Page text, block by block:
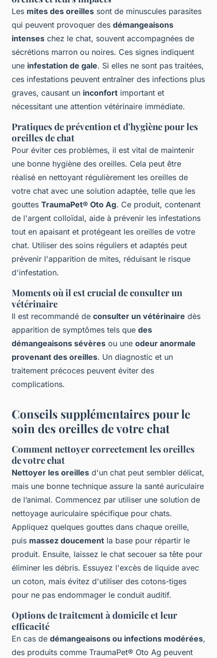
Les mites des oreilles sont de minuscules parasites
qui peuvent provoquer des démangeaisons
intenses chez le chat, souvent accompagnées de
sécrétions marron ou noires. Ces signes indiquent
une infestation de gale. Si elles ne sont pas traitées,
ces infestations peuvent entraîner des infections plus
graves, causant un inconfort important et
nécessitant une attention vétérinaire immédiate.
Pratiques de prévention et d'hygiène pour les
oreilles de chat
Pour éviter ces problèmes, il est vital de maintenir
une bonne hygiène des oreilles. Cela peut être
réalisé en nettoyant régulièrement les oreilles de
votre chat avec une solution adaptée, telle que les
gouttes TraumaPet® Oto Ag. Ce produit, contenant
de l'argent colloïdal, aide à prévenir les infestations
tout en apaisant et protégeant les oreilles de votre
chat. Utiliser des soins réguliers et adaptés peut
prévenir l'apparition de mites, réduisant le risque
d'infestation.
Moments où il est crucial de consulter un
vétérinaire
Il est recommandé de consulter un vétérinaire dès
apparition de symptômes tels que des
démangeaisons sévères ou une odeur anormale
provenant des oreilles. Un diagnostic et un
traitement précoces peuvent éviter des
complications.
Conseils supplémentaires pour le
soin des oreilles de votre chat
Comment nettoyer correctement les oreilles
de votre chat
Nettoyer les oreilles d'un chat peut sembler délicat,
mais une bonne technique assure la santé auriculaire
de l’animal. Commencez par utiliser une solution de
nettoyage auriculaire spécifique pour chats.
Appliquez quelques gouttes dans chaque oreille,
puis massez doucement la base pour répartir le
produit. Ensuite, laissez le chat secouer sa tête pour
éliminer les débris. Essuyez l'excès de liquide avec
un coton, mais évitez d'utiliser des cotons-tiges
pour ne pas endommager le conduit auditif.
Options de traitement à domicile et leur
efficacité
En cas de démangeaisons ou infections modérées,
des produits comme TraumaPet® Oto Ag peuvent